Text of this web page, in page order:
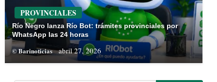
PROVINCIALES
Río Negro lanza Río Bot: trámites provinciales por
WhatsApp las 24 horas
© Barinoticias abril 27, 2026